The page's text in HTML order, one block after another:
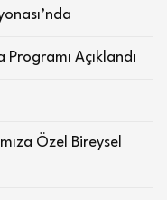
Açıklandı
Özel Bireysel